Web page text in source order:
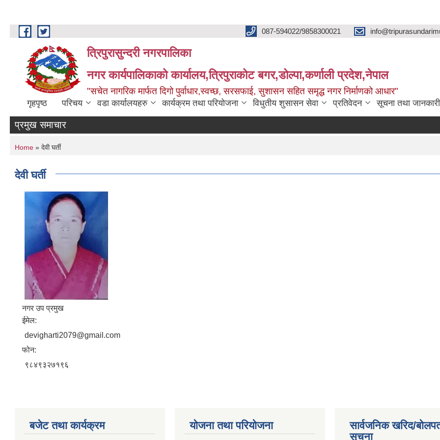
Skip to main content 087-594022/9858300021
त्रिपुरासुन्दरी नगरपालिका
नगर कार्यपालिकाको कार्यालय,त्रिपुराकोट बगर,डोल्पा,कर्णाली प्रदेश,नेपाल
"सचेत नागरिक मार्फत दिगो पुर्वाधार,स्वच्छ, सरसफाई, सुशासन सहित समृद्ध नगर निर्माणको आधार"
गृहपृष्ठ परिचय वडा कार्यालयहरु कार्यक्रम तथा परियोजना विधुतीय शुसासन सेवा प्रतिवेदन सूचना तथा जानकारी
प्रमुख समाचार
You are here
Home » देवी घर्ती
देवी घर्ती
नगर उप प्रमुख
ईमेल:
devigharti2079@gmail.com
फोन:
९८४९३२७१९६
बजेट तथा कार्यक्रम योजना तथा परियोजना
सार्वजनिक खरिद/
सूचना